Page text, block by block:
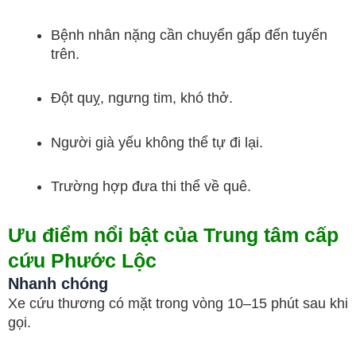
Bệnh nhân nặng cần chuyển gấp đến tuyến
trên.
Đột quỵ, ngưng tim, khó thở.
Người già yếu không thể tự đi lại.
Trường hợp đưa thi thể về quê.
Ưu điểm nổi bật của Trung tâm cấp
cứu Phước Lộc
Nhanh chóng
Xe cứu thương có mặt trong vòng 10–15 phút sau khi
gọi.